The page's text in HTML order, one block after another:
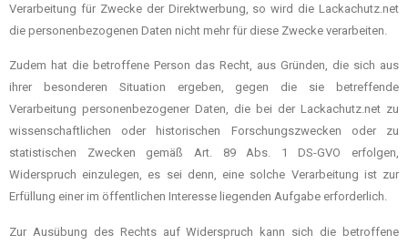
Verarbeitung für Zwecke der Direktwerbung, so wird die Lackachutz.net
die personenbezogenen Daten nicht mehr für diese Zwecke verarbeiten.
Zudem hat die betroffene Person das Recht, aus Gründen, die sich aus
ihrer besonderen Situation ergeben, gegen die sie betreffende
Verarbeitung personenbezogener Daten, die bei der Lackachutz.net zu
wissenschaftlichen oder historischen Forschungszwecken oder zu
statistischen Zwecken gemäß Art. 89 Abs. 1 DS-GVO erfolgen,
Widerspruch einzulegen, es sei denn, eine solche Verarbeitung ist zur
Erfüllung einer im öffentlichen Interesse liegenden Aufgabe erforderlich.
Zur Ausübung des Rechts auf Widerspruch kann sich die betroffene